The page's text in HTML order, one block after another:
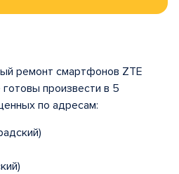
ремонт смартфонов ZTE
произвести в 5
по адресам: